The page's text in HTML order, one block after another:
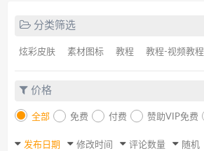
分类筛选
炫彩皮肤 素材图标 教程 教程-视频教程
价格
全部 免费 付费 赞助VIP免费
发布日期 修改时间 评论数量 随机